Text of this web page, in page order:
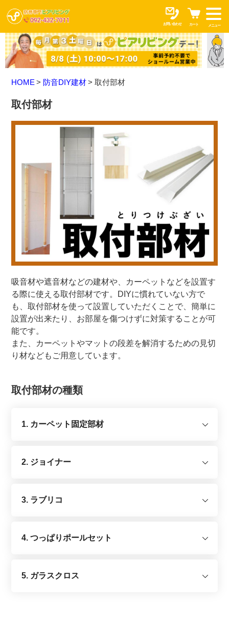
お問い合わせ カート メニュー
HOME 防音DIY建材 取付部材
取付部材
吸音材や遮音材などの建材や、カーペットなどを設置す
る際に使える取付部材です。DIYに慣れていない方で
も、取付部材を使って設置していただくことで、簡単に
設置が出来たり、お部屋を傷つけずに対策することが可
能です。
また、カーペットやマットの段差を解消するための見切
り材などもご用意しています。
取付部材の種類
1. カーペット固定部材
2. ジョイナー
3. ラブリコ
4. つっぱりポールセット
5. ガラスクロス